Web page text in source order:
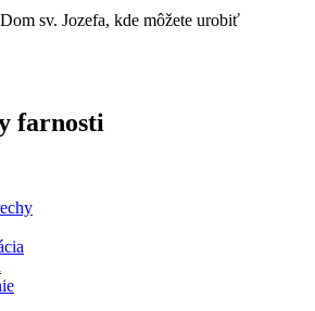
sv. Jozefa, kde môžete urobiť
farnosti